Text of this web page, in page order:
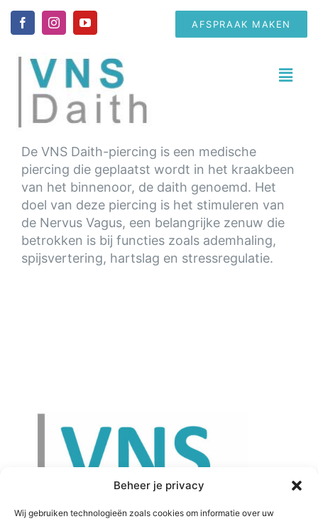
Beheer je privacy
Wij gebruiken technologieën zoals cookies om informatie over uw
Ga
naar
AFSPRAAK MAKEN
Home
Informatie
Klantervaringen
Contact
De VNS Daith-piercing is een medische
piercing die geplaatst wordt in het kraakbeen
van het binnenoor, de daith genoemd. Het
doel van deze piercing is het stimuleren van
de Nervus Vagus, een belangrijke zenuw die
betrokken is bij functies zoals ademhaling,
spijsvertering, hartslag en stressregulatie.